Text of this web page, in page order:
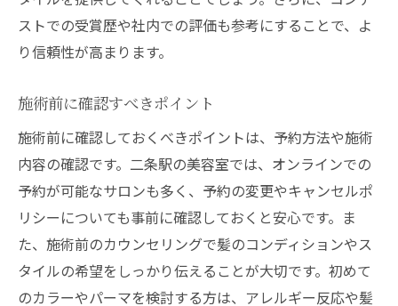
ストでの受賞歴や社内での評価も参考にすることで、よ
り信頼性が高まります。
施術前に確認すべきポイント
施術前に確認しておくべきポイントは、予約方法や施術
内容の確認です。二条駅の美容室では、オンラインでの
予約が可能なサロンも多く、予約の変更やキャンセルポ
リシーについても事前に確認しておくと安心です。ま
た、施術前のカウンセリングで髪のコンディションやス
タイルの希望をしっかり伝えることが大切です。初めて
のカラーやパーマを検討する方は、アレルギー反応や髪